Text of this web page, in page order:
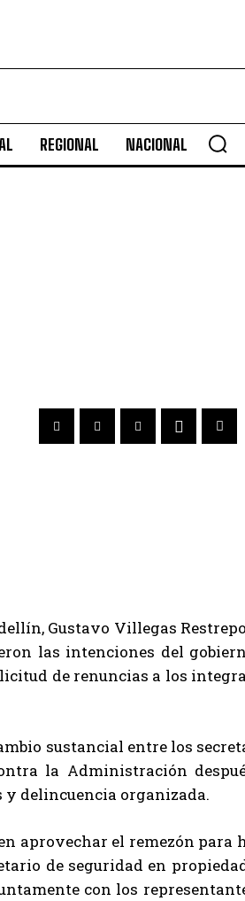
REGIONAL NACIONAL
Gustavo Villegas
las intenciones del
de renuncias a los
sustancial entre los
la Administración
y delincuencia organizada.
aprovechar el remezón para
de seguridad en
con los